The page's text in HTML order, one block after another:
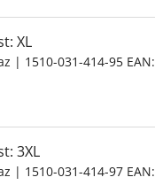
XL
| 1510-031-414-95 EAN:
3XL
| 1510-031-414-97 EAN: